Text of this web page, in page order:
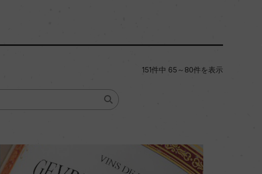
151件中 65～80件を表示